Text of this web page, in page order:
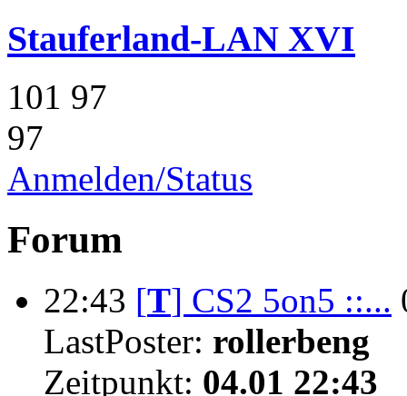
Stauferland-LAN XVI
101 97
97
Anmelden/Status
Forum
22:43 [T] CS2 5on5 ::...
LastPoster: rollerbeng
Zeitpunkt: 04.01 22:43